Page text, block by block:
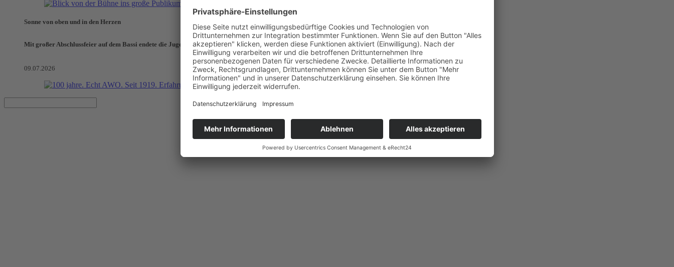
Sonne von oben und in den Herzen
Mit großer Abschlussfeier auf dem Bassi endete die Jugendaktionswoche 2026 und es geht weiter …
09.07.2026
Bedarfe erkennen – Lösungen für die Finanzierung finden
„Fachgespräch im Fischglas“ zu Schulgesundheitsfachkräften in der AWO Grundschule in Golm